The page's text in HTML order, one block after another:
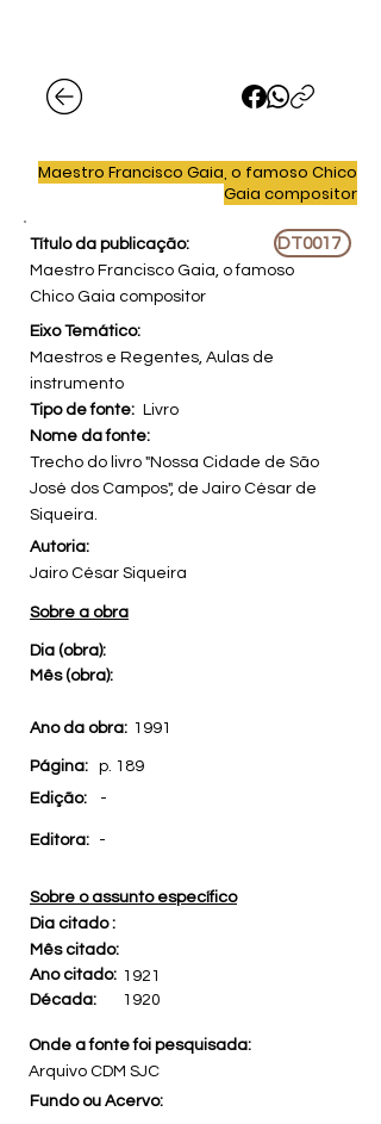
Maestro Francisco Gaia, o famoso Chico
Gaia compositor
Título da publicação: DT0017
Maestro Francisco Gaia, o famoso
Chico Gaia compositor
Eixo Temático:
Maestros e Regentes, Aulas de
instrumento
Tipo de fonte:
Livro
Nome da fonte:
Trecho do livro "Nossa Cidade de São
José dos Campos", de Jairo César de
Siqueira.
Autoria:
Jairo César Siqueira
Sobre a obra
Dia (obra):
Mês (obra):
Ano da obra: 1991
Página:
p. 189
Edição:
-
Editora: -
Sobre o assunto específico
Dia citado :
Mês citado:
Ano citado: 1921
Década:
1920
Onde a fonte foi pesquisada:
Arquivo CDM SJC
Fundo ou Acervo: